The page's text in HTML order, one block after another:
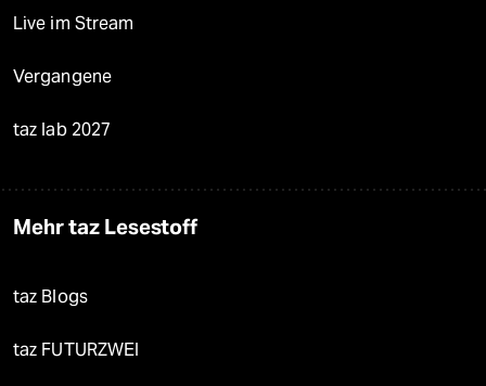
Live im Stream
Vergangene
taz lab 2027
Mehr taz Lesestoff
taz Blogs
taz FUTURZWEI